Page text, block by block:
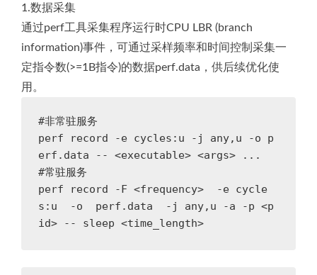
1.数据采集
通过perf工具采集程序运行时CPU LBR (branch
information)事件，可通过采样频率和时间控制采集一
定指令数(>=1B指令)的数据perf.data，供后续优化使
用。
#非常驻服务
perf record -e cycles:u -j any,u -o p
erf.data -- <executable> <args> ...
#常驻服务
perf record -F <frequency>  -e cycle
s:u  -o  perf.data  -j any,u -a -p <p
id> -- sleep <time_length>